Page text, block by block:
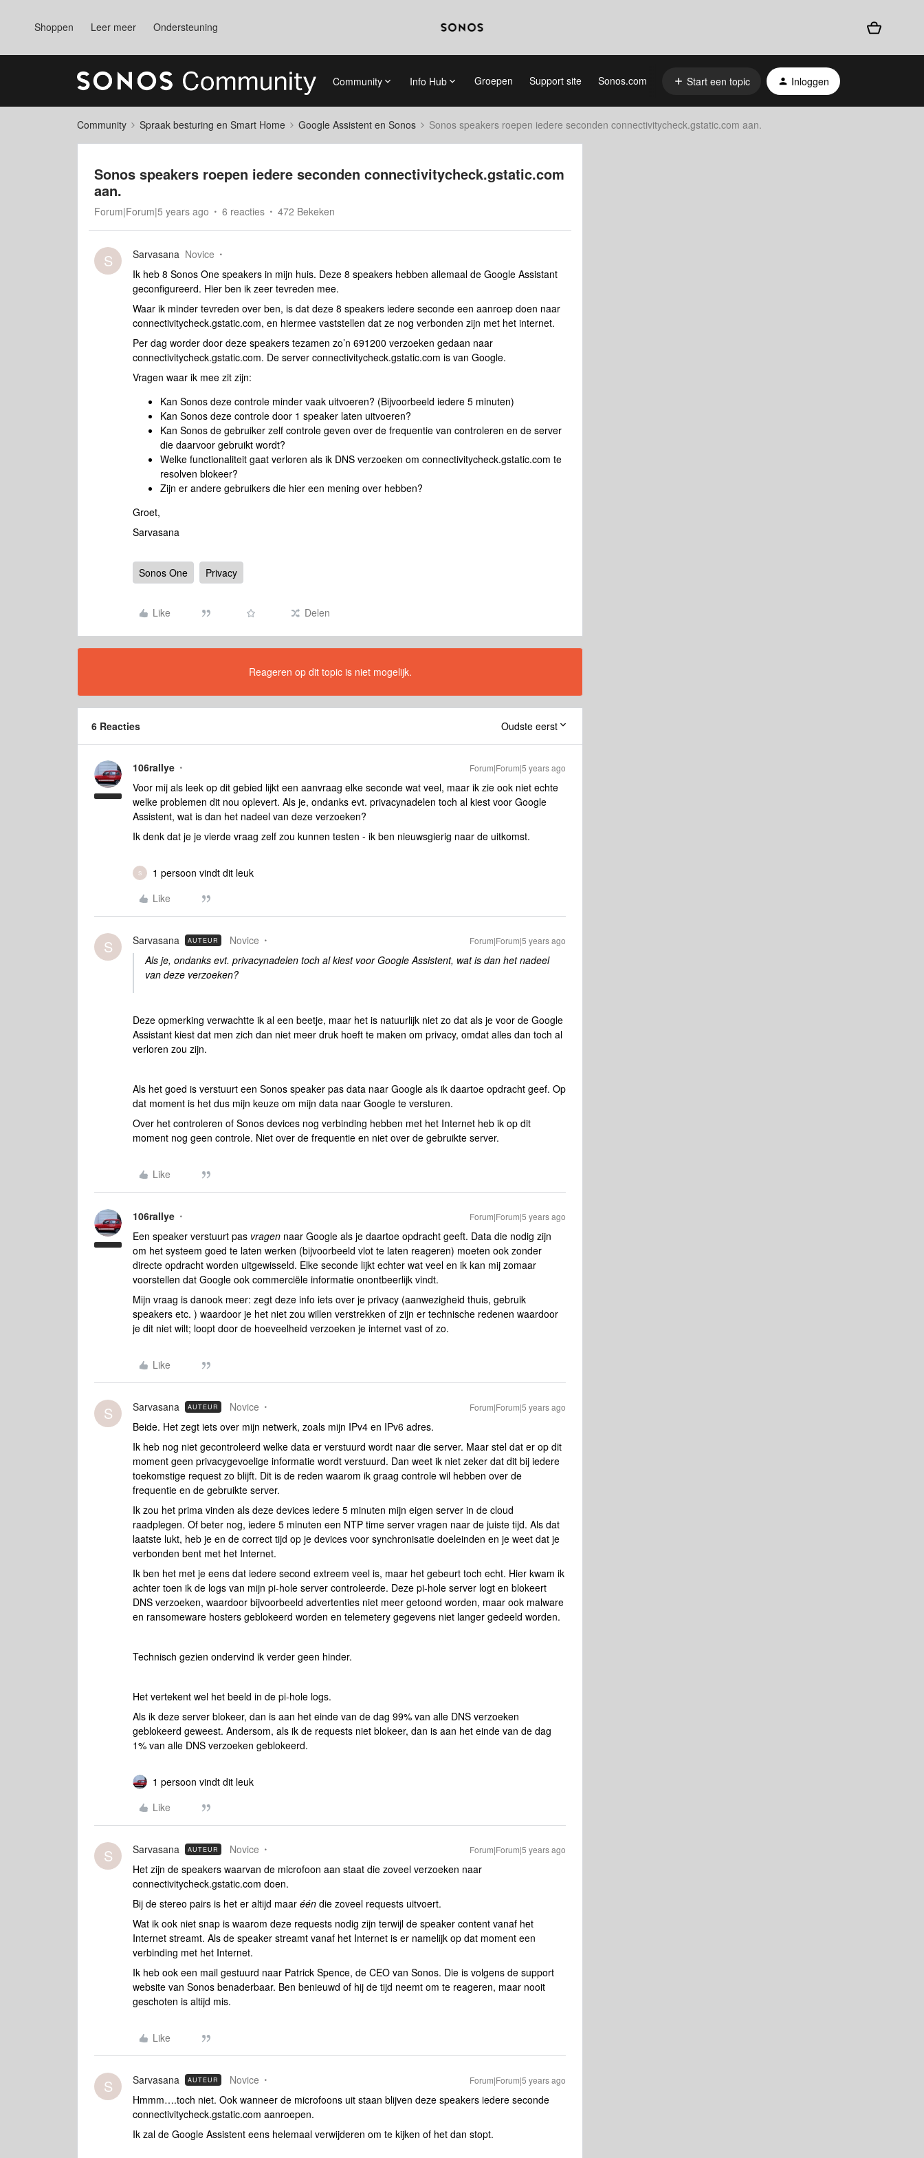
Shoppen Leer meer Ondersteuning
Community Info Hub Groepen Support site Sonos.com Start een topic Inloggen
Community Spraak besturing en Smart Home Google Assistent en Sonos Sonos speakers roepen iedere seconden connectivitycheck.gstatic.com aan.
Sonos speakers roepen iedere seconden connectivitycheck.gstatic.com
aan.
Forum|Forum|5 years ago 6 reacties 472 Bekeken
S Sarvasana Novice
Ik heb 8 Sonos One speakers in mijn huis. Deze 8 speakers hebben allemaal de Google Assistant
geconfigureerd. Hier ben ik zeer tevreden mee.
Waar ik minder tevreden over ben, is dat deze 8 speakers iedere seconde een aanroep doen naar
connectivitycheck.gstatic.com, en hiermee vaststellen dat ze nog verbonden zijn met het internet.
Per dag worder door deze speakers tezamen zo’n 691200 verzoeken gedaan naar
connectivitycheck.gstatic.com. De server connectivitycheck.gstatic.com is van Google.
Vragen waar ik mee zit zijn:
Kan Sonos deze controle minder vaak uitvoeren? (Bijvoorbeeld iedere 5 minuten)
Kan Sonos deze controle door 1 speaker laten uitvoeren?
Kan Sonos de gebruiker zelf controle geven over de frequentie van controleren en de server
die daarvoor gebruikt wordt?
Welke functionaliteit gaat verloren als ik DNS verzoeken om connectivitycheck.gstatic.com te
resolven blokeer?
Zijn er andere gebruikers die hier een mening over hebben?
Groet,
Sarvasana
Sonos One Privacy
Like Delen
Reageren op dit topic is niet mogelijk.
6 Reacties Oudste eerst
106rallye Forum|Forum|5 years ago
Voor mij als leek op dit gebied lijkt een aanvraag elke seconde wat veel, maar ik zie ook niet echte
welke problemen dit nou oplevert. Als je, ondanks evt. privacynadelen toch al kiest voor Google
Assistent, wat is dan het nadeel van deze verzoeken?
Ik denk dat je je vierde vraag zelf zou kunnen testen - ik ben nieuwsgierig naar de uitkomst.
S
1 persoon vindt dit leuk
Like
S Sarvasana AUTEUR Novice Forum|Forum|5 years ago
Als je, ondanks evt. privacynadelen toch al kiest voor Google Assistent, wat is dan het nadeel
van deze verzoeken?
Deze opmerking verwachtte ik al een beetje, maar het is natuurlijk niet zo dat als je voor de Google
Assistant kiest dat men zich dan niet meer druk hoeft te maken om privacy, omdat alles dan toch al
verloren zou zijn.
Als het goed is verstuurt een Sonos speaker pas data naar Google als ik daartoe opdracht geef. Op
dat moment is het dus mijn keuze om mijn data naar Google te versturen.
Over het controleren of Sonos devices nog verbinding hebben met het Internet heb ik op dit
moment nog geen controle. Niet over de frequentie en niet over de gebruikte server.
Like
106rallye Forum|Forum|5 years ago
Een speaker verstuurt pas vragen naar Google als je daartoe opdracht geeft. Data die nodig zijn
om het systeem goed te laten werken (bijvoorbeeld vlot te laten reageren) moeten ook zonder
directe opdracht worden uitgewisseld. Elke seconde lijkt echter wat veel en ik kan mij zomaar
voorstellen dat Google ook commerciële informatie onontbeerlijk vindt.
Mijn vraag is danook meer: zegt deze info iets over je privacy (aanwezigheid thuis, gebruik
speakers etc. ) waardoor je het niet zou willen verstrekken of zijn er technische redenen waardoor
je dit niet wilt; loopt door de hoeveelheid verzoeken je internet vast of zo.
Like
S Sarvasana AUTEUR Novice Forum|Forum|5 years ago
Beide. Het zegt iets over mijn netwerk, zoals mijn IPv4 en IPv6 adres.
Ik heb nog niet gecontroleerd welke data er verstuurd wordt naar die server. Maar stel dat er op dit
moment geen privacygevoelige informatie wordt verstuurd. Dan weet ik niet zeker dat dit bij iedere
toekomstige request zo blijft. Dit is de reden waarom ik graag controle wil hebben over de
frequentie en de gebruikte server.
Ik zou het prima vinden als deze devices iedere 5 minuten mijn eigen server in de cloud
raadplegen. Of beter nog, iedere 5 minuten een NTP time server vragen naar de juiste tijd. Als dat
laatste lukt, heb je en de correct tijd op je devices voor synchronisatie doeleinden en je weet dat je
verbonden bent met het Internet.
Ik ben het met je eens dat iedere second extreem veel is, maar het gebeurt toch echt. Hier kwam ik
achter toen ik de logs van mijn pi-hole server controleerde. Deze pi-hole server logt en blokeert
DNS verzoeken, waardoor bijvoorbeeld advertenties niet meer getoond worden, maar ook malware
en ransomeware hosters geblokeerd worden en telemetery gegevens niet langer gedeeld worden.
Technisch gezien ondervind ik verder geen hinder.
Het vertekent wel het beeld in de pi-hole logs.
Als ik deze server blokeer, dan is aan het einde van de dag 99% van alle DNS verzoeken
geblokeerd geweest. Andersom, als ik de requests niet blokeer, dan is aan het einde van de dag
1% van alle DNS verzoeken geblokeerd.
1 persoon vindt dit leuk
Like
S Sarvasana AUTEUR Novice Forum|Forum|5 years ago
Het zijn de speakers waarvan de microfoon aan staat die zoveel verzoeken naar
connectivitycheck.gstatic.com doen.
Bij de stereo pairs is het er altijd maar één die zoveel requests uitvoert.
Wat ik ook niet snap is waarom deze requests nodig zijn terwijl de speaker content vanaf het
Internet streamt. Als de speaker streamt vanaf het Internet is er namelijk op dat moment een
verbinding met het Internet.
Ik heb ook een mail gestuurd naar Patrick Spence, de CEO van Sonos. Die is volgens de support
website van Sonos benaderbaar. Ben benieuwd of hij de tijd neemt om te reageren, maar nooit
geschoten is altijd mis.
Like
S Sarvasana AUTEUR Novice Forum|Forum|5 years ago
Hmmm….toch niet. Ook wanneer de microfoons uit staan blijven deze speakers iedere seconde
connectivitycheck.gstatic.com aanroepen.
Ik zal de Google Assistent eens helemaal verwijderen om te kijken of het dan stopt.